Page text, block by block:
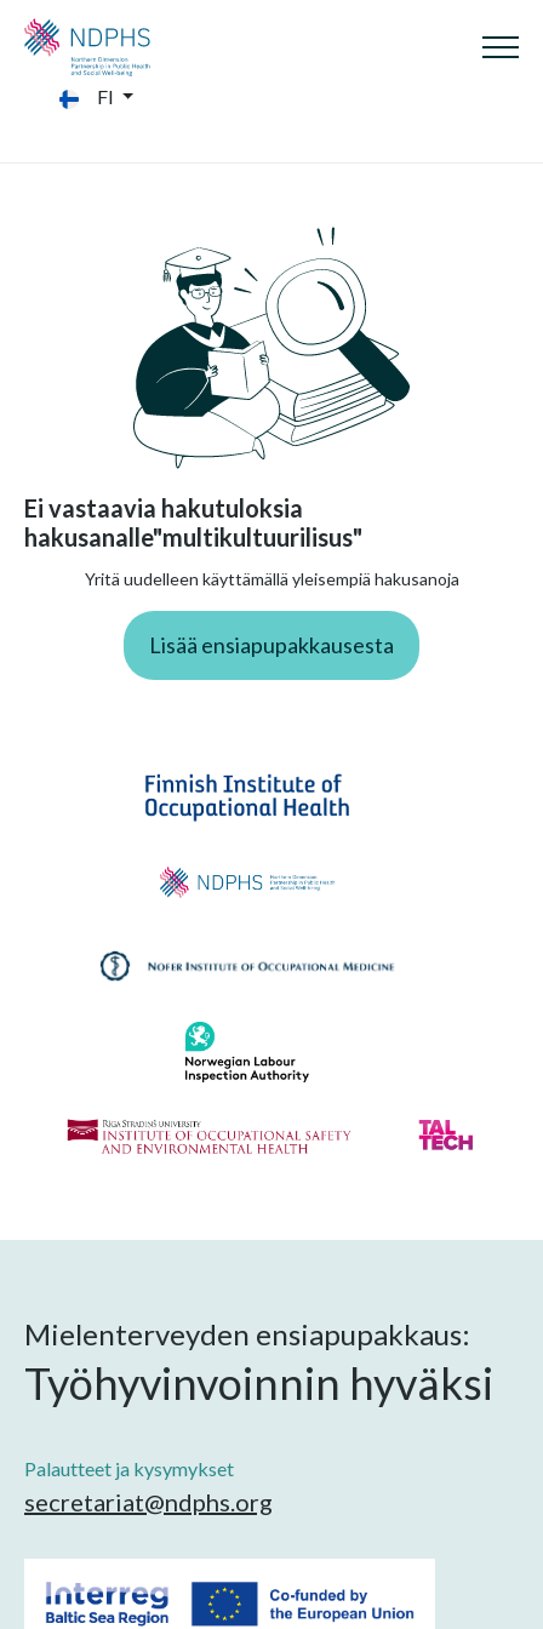
FI
Ei vastaavia hakutuloksia
hakusanalle"multikultuurilisus"
Yritä uudelleen käyttämällä yleisempiä hakusanoja
Lisää ensiapupakkausesta
Mielenterveyden ensiapupakkaus:
Työhyvinvoinnin hyväksi
Palautteet ja kysymykset
secretariat@ndphs.org